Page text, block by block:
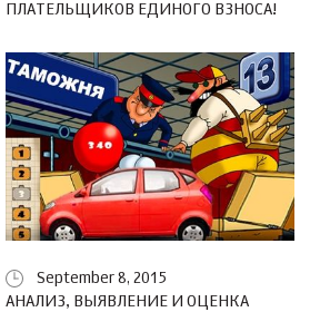
ПЛАТЕЛЬЩИКОВ ЕДИНОГО ВЗНОСА!
September 8, 2015
АНАЛИЗ, ВЫЯВЛЕНИЕ И ОЦЕНКА